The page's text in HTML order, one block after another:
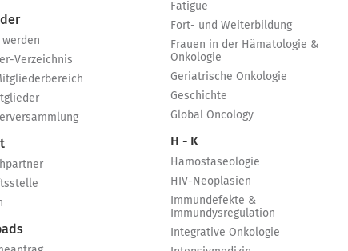
Verzeichnis
Fatigue
Fort- und Weiterbildung
Frauen in der Hämatologie &
Onkologie
Geriatrische Onkologie
Geschichte
Global Oncology
H - K
Hämostaseologie
HIV-Neoplasien
Immundefekte &
Immundysregulation
Integrative Onkologie